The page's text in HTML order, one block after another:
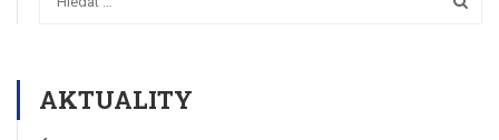
AKTUALITY